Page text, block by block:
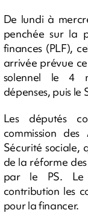
De lundi à
penchée sur la
finances (PLF),
arrivée prévue
solennel le 4
dépenses, puis le
Les députés
commission
Sécurité sociale,
de la réforme
par le PS. Le
contribution les
pour la financer.